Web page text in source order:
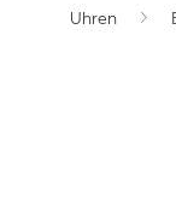
Uhren